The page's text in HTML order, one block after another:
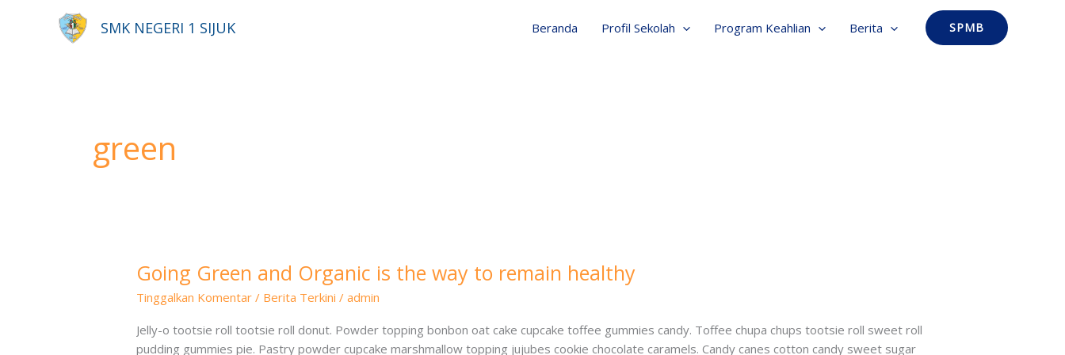
SMK NEGERI 1 SIJUK Beranda Profil Sekolah Program Keahlian Berita SPMB
green
Going Green and Organic is the way to remain healthy
Tinggalkan Komentar / Berita Terkini /admin
Jelly-o tootsie roll tootsie roll donut. Powder topping bonbon oat cake cupcake toffee gummies candy. Toffee chupa chups tootsie roll sweet roll
pudding gummies pie. Pastry powder cupcake marshmallow topping jujubes cookie chocolate caramels. Candy canes cotton candy sweet sugar
Going
and
Organic
is